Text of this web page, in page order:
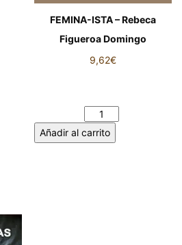
FEMINA-ISTA – Rebeca
Figueroa Domingo
9,62€
Añadir al carrito